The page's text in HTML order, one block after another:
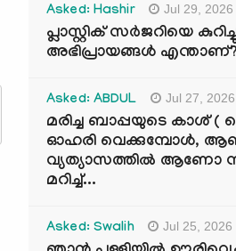
Asked: Hashir Jul 29, 2026
പ്ലാസ്റ്റിക് സർജറിയെ
അഭിപ്രായങ്ങൾ എന്താണ്?
Asked: ABDUL Jul 27, 2026
മരിച്ച ബാപ്പയുടെ കാശ്
ഓഹരി വെക്കുമ്പോൾ,
വ്യത്യാസത്തില്‍ ആണോ
മറിച്ച്...
Asked: Swalih Jul 25, 2026